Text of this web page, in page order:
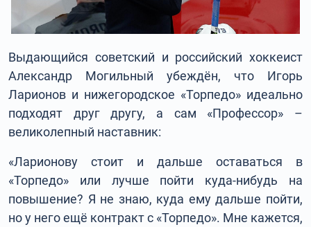
Выдающийся советский и российский хоккеист
Александр Могильный убеждён, что Игорь
Ларионов и нижегородское «Торпедо» идеально
подходят друг другу, а сам «Профессор» –
великолепный наставник:
«Ларионову стоит и дальше оставаться в
«Торпедо» или лучше пойти куда-нибудь на
повышение? Я не знаю, куда ему дальше пойти,
но у него ещё контракт с «Торпедо». Мне кажется,